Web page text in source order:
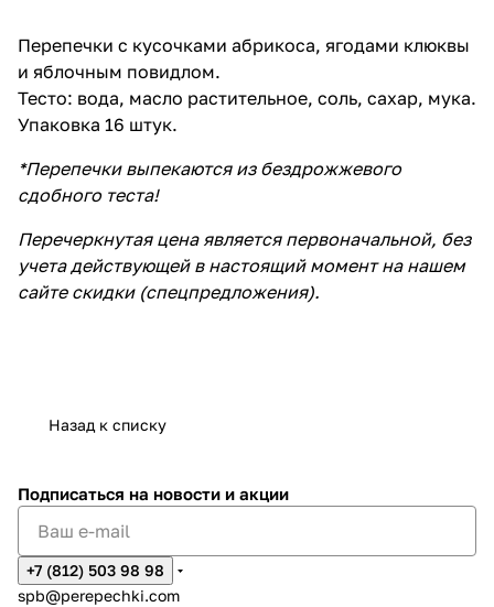
Перепечки с кусочками абрикоса, ягодами клюквы
и яблочным повидлом.
Тесто: вода, масло растительное, соль, сахар, мука.
Упаковка 16 штук.
*Перепечки выпекаются из бездрожжевого
сдобного теста!
Перечеркнутая цена является первоначальной, без
учета действующей в настоящий момент на нашем
сайте скидки (спецпредложения).
Назад к списку
Подписаться на новости и акции
+7 (812) 503 98 98
spb@perepechki.com